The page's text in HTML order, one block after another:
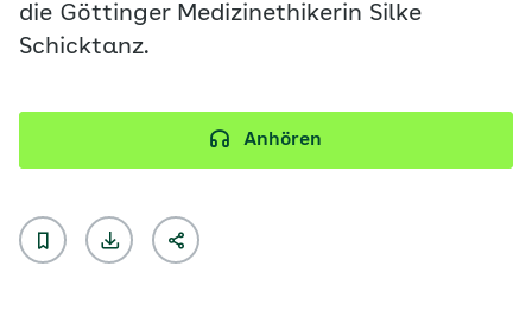
die Göttinger Medizinethikerin Silke
Schicktanz.
Anhören